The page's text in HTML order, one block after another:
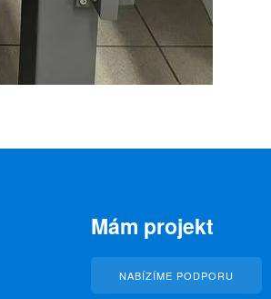
Mám projekt
NABÍZÍME PODPORU